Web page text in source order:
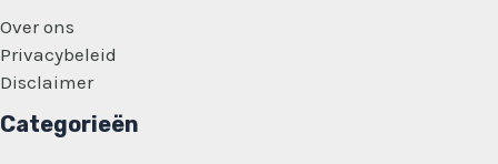
Over ons
Privacybeleid
Disclaimer
Categorieën